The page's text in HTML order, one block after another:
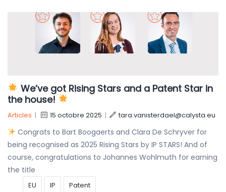
We’ve got Rising Stars and a Patent Star in
the house!
Articles | 15 octobre 2025 | tara.vanisterdael@calysta.eu
Congrats to Bart Boogaerts and Clara De Schryver for
being recognised as 2025 Rising Stars by IP STARS! And of
course, congratulations to Johannes Wohlmuth for earning
the title
EU IP Patent